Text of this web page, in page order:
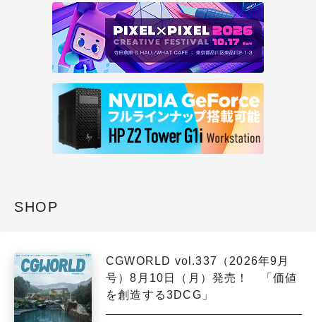
SHOP
CGWORLD vol.337（2026年9月
号）8月10日（月）発売！ 「価値
を創造する3DCG」